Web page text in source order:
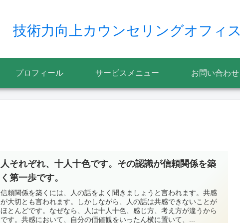
技術力向上カウンセリングオフィス
プロフィール サービスメニュー お問い合わせ
人それぞれ、十人十色です。その認識が信頼関係を築
く第一歩です。
信頼関係を築くには、人の話をよく聞きましょうと言われます。共感
が大切とも言われます。しかしながら、人の話は共感できないことが
ほとんどです。なぜなら、人は十人十色、感じ方、考え方が違うから
です。共感において、自分の価値観をいったん横に置いて、...